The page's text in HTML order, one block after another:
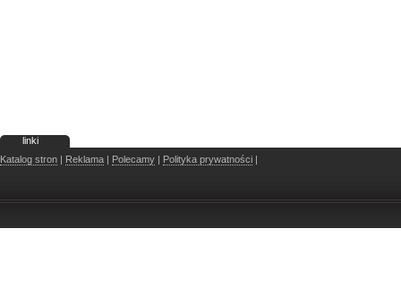
linki
Katalog stron | Reklama | Polecamy | Polityka prywatności |